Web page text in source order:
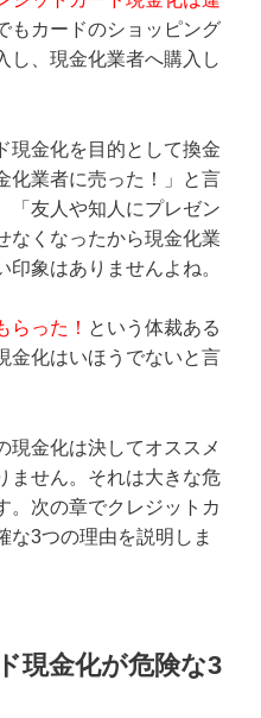
もカードのショッピング
し、現金化業者へ購入し
現金化を目的として換金
化業者に売った！」と言
「友人や知人にプレゼン
なくなったから現金化業
象はありませんよね。
らった！ という体裁ある
金化はいほうでないと言
現金化は決してオススメ
ません。それは大きな危
。次の章でクレジットカ
な3つの理由を説明しま
現金化が危険な3